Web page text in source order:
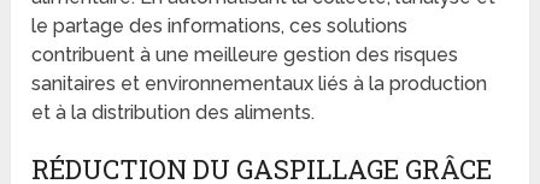
le partage des informations, ces solutions
contribuent à une meilleure gestion des risques
sanitaires et environnementaux liés à la production
et à la distribution des aliments.
RÉDUCTION DU GASPILLAGE GRÂCE